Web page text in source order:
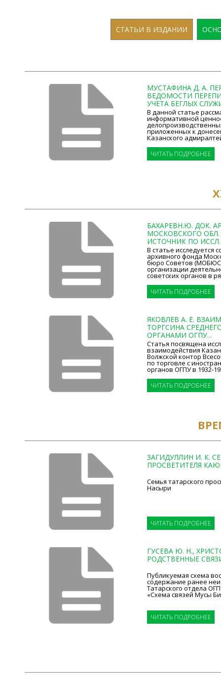
СТАТЬИ В ИЗДАНИИ
МУСТАФИНА Д. А.
ВЕДОМОСТИ
УЧЕТА БЕГЛЫХ
В данной статье
информативной
приложенных к
Казанского
губернатора Н....
ЧИТАТЬ ПОДРОБНЕЕ
БАХАРЕВН.Ю. ДОК.
МОСКОВСКОГО
ИСТОЧНИК ПО
В статье исследуется
архивного фонда
бюро Советов
организации
советских органов в
ЧИТАТЬ ПОДРОБНЕЕ
ЯКОВЛЕВ А. Е.
ТОРГСИНА
ОРГАНАМИ ОГПУ...
Статья посвящена
взаимодействия
Волжской контор
по торговле с
органов ОГПУ в 1932-
ЧИТАТЬ ПОДРОБНЕЕ
ЗАГИДУЛЛИН И. К.
ПРОСВЕТИТЕЛЯ
Семья татарского
Насыри
ЧИТАТЬ ПОДРОБНЕЕ
ГУСЕВА Ю. Н.,
РОДСТВЕННЫЕ
Публикуемая схема
содержание ранее
Татарского отдела
«Схема связей Мусы
ЧИТАТЬ ПОДРОБНЕЕ